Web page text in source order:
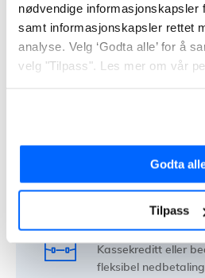
nødvendige informasjonskapsler
samt informasjonskapsler rettet
analyse. Velg ‘Godta alle’ for å
velg "Tilpass". Les mer om vår
Godta
Tilpass
Samle forbrukslån
38,54 %. Eks. eff. rente 11,9 %, 150
46 000 kr, totalt: 196 600 kr.
Kassekreditt eller
fleksibel nedbetaling